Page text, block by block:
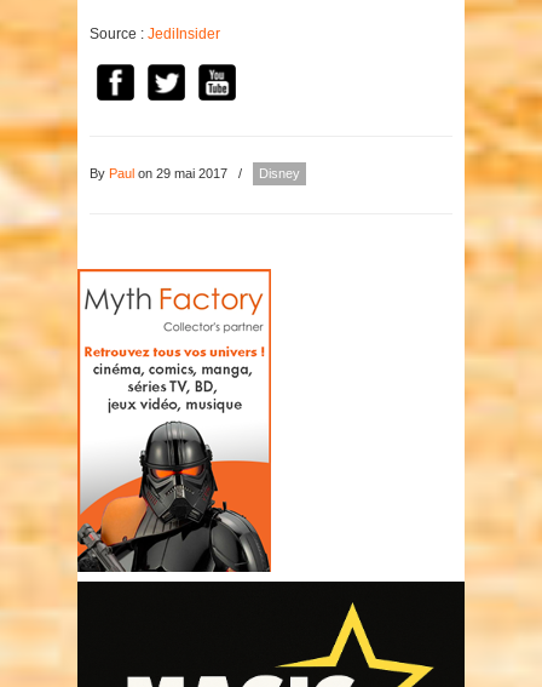
Source : JediInsider
By Paul on 29 mai 2017 / Disney